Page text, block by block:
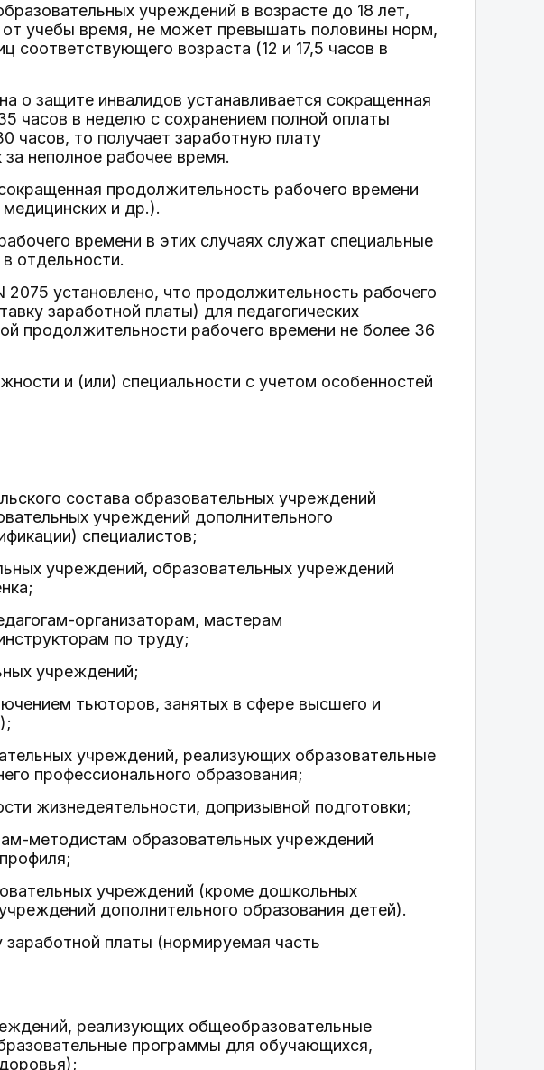
учреждений в возрасте до 18 лет,
учебы время, не может превышать половины норм,
соответствующего возраста (12 и 17,5 часов в
о защите инвалидов устанавливается сокращенная
часов в неделю с сохранением полной оплаты
часов, то получает заработную плату
неполное рабочее время.
продолжительность рабочего времени
медицинских и др.).
времени в этих случаях служат специальные
отдельности.
установлено, что продолжительность рабочего
заработной платы) для педагогических
продолжительности рабочего времени не более 36
и (или) специальности с учетом особенностей
состава образовательных учреждений
учреждений дополнительного
специалистов;
учреждений, образовательных учреждений
организаторам, мастерам
по труду;
учреждений;
тьюторов, занятых в сфере высшего и
учреждений, реализующих образовательные
профессионального образования;
жизнедеятельности, допризывной подготовки;
методистам образовательных учреждений
учреждений (кроме дошкольных
дополнительного образования детей).
платы (нормируемая часть
реализующих общеобразовательные
программы для обучающихся,